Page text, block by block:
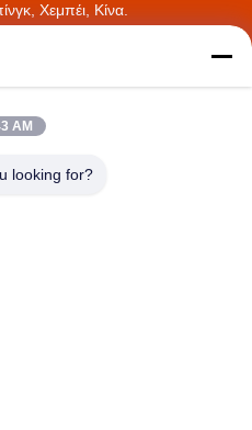
Χεμπέι, Κίνα.
AM
looking for?